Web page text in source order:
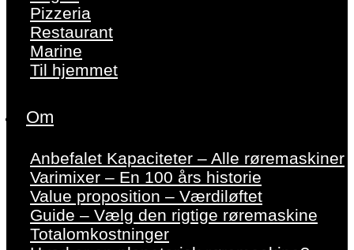
Pizzeria
Restaurant
Marine
Til hjemmet
Om
Anbefalet Kapaciteter – Alle røremaskiner
Varimixer – En 100 års historie
Value proposition – Værdiløftet
Guide – Vælg den rigtige røremaskine
Totalomkostninger